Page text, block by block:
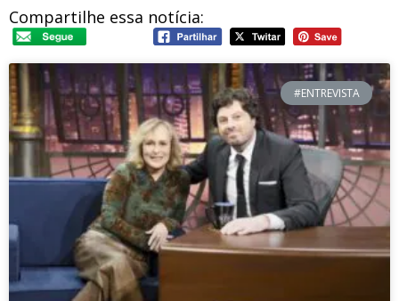
Compartilhe essa notícia:
#ENTREVISTA